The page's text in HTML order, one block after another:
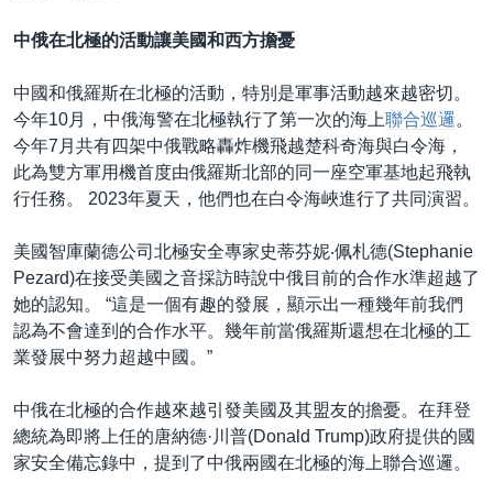
中俄在北極的活動讓美國和西方擔憂
中國和俄羅斯在北極的活動，特別是軍事活動越來越密切。
今年10月，中俄海警在北極執行了第一次的海上聯合巡邏。
今年7月共有四架中俄戰略轟炸機飛越楚科奇海與白令海，
此為雙方軍用機首度由俄羅斯北部的同一座空軍基地起飛執
行任務。 2023年夏天，他們也在白令海峽進行了共同演習。
美國智庫蘭德公司北極安全專家史蒂芬妮‧佩札德(Stephanie
Pezard)在接受美國之音採訪時說中俄目前的合作水準超越了
她的認知。 “這是一個有趣的發展，顯示出一種幾年前我們
認為不會達到的合作水平。幾年前當俄羅斯還想在北極的工
業發展中努力超越中國。”
中俄在北極的合作越來越引發美國及其盟友的擔憂。在拜登
總統為即將上任的唐納德·川普(Donald Trump)政府提供的國
家安全備忘錄中，提到了中俄兩國在北極的海上聯合巡邏。